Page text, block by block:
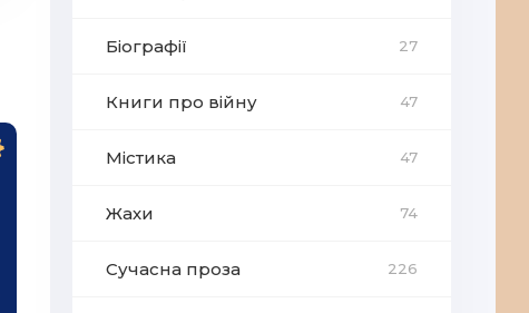
Біографії 27
Книги про війну 47
Містика 47
Жахи 74
Сучасна проза 226